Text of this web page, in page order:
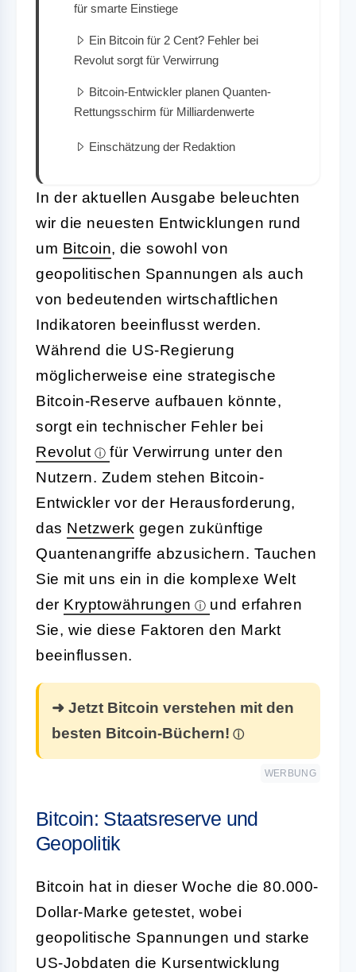
für smarte Einstiege
Ein Bitcoin für 2 Cent? Fehler bei
Revolut sorgt für Verwirrung
Bitcoin-Entwickler planen Quanten-
Rettungsschirm für Milliardenwerte
Einschätzung der Redaktion
In der aktuellen Ausgabe beleuchten
wir die neuesten Entwicklungen rund
um Bitcoin, die sowohl von
geopolitischen Spannungen als auch
von bedeutenden wirtschaftlichen
Indikatoren beeinflusst werden.
Während die US-Regierung
möglicherweise eine strategische
Bitcoin-Reserve aufbauen könnte,
sorgt ein technischer Fehler bei
Revolut
für Verwirrung unter den
Nutzern. Zudem stehen Bitcoin-
Entwickler vor der Herausforderung,
das Netzwerk gegen zukünftige
Quantenangriffe abzusichern. Tauchen
Sie mit uns ein in die komplexe Welt
der Kryptowährungen
und erfahren
Sie, wie diese Faktoren den Markt
beeinflussen.
➜ Jetzt Bitcoin verstehen mit den
besten Bitcoin-Büchern!
WERBUNG
Bitcoin: Staatsreserve und
Geopolitik
Bitcoin hat in dieser Woche die 80.000-
Dollar-Marke getestet, wobei
geopolitische Spannungen und starke
US-Jobdaten die Kursentwicklung